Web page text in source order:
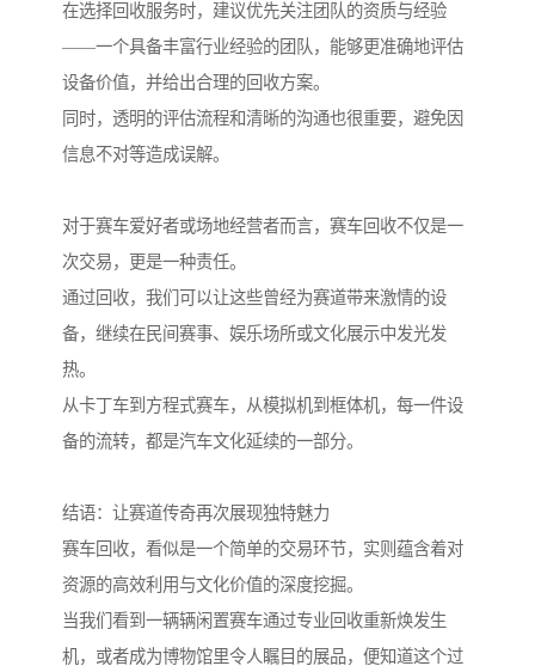
在选择回收服务时，建议优先关注团队的资质与经验
——一个具备丰富行业经验的团队，能够更准确地评估
设备价值，并给出合理的回收方案。
同时，透明的评估流程和清晰的沟通也很重要，避免因
信息不对等造成误解。
对于赛车爱好者或场地经营者而言，赛车回收不仅是一
次交易，更是一种责任。
通过回收，我们可以让这些曾经为赛道带来激情的设
备，继续在民间赛事、娱乐场所或文化展示中发光发
热。
从卡丁车到方程式赛车，从模拟机到框体机，每一件设
备的流转，都是汽车文化延续的一部分。
结语：让赛道传奇再次展现独特魅力
赛车回收，看似是一个简单的交易环节，实则蕴含着对
资源的高效利用与文化价值的深度挖掘。
当我们看到一辆辆闲置赛车通过专业回收重新焕发生
机，或者成为博物馆里令人瞩目的展品，便知道这个过